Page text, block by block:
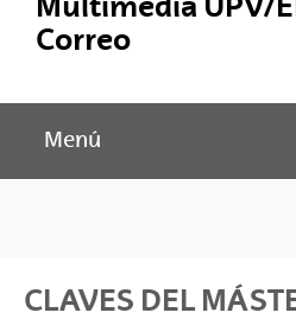
Correo
Menú
CLAVES DEL